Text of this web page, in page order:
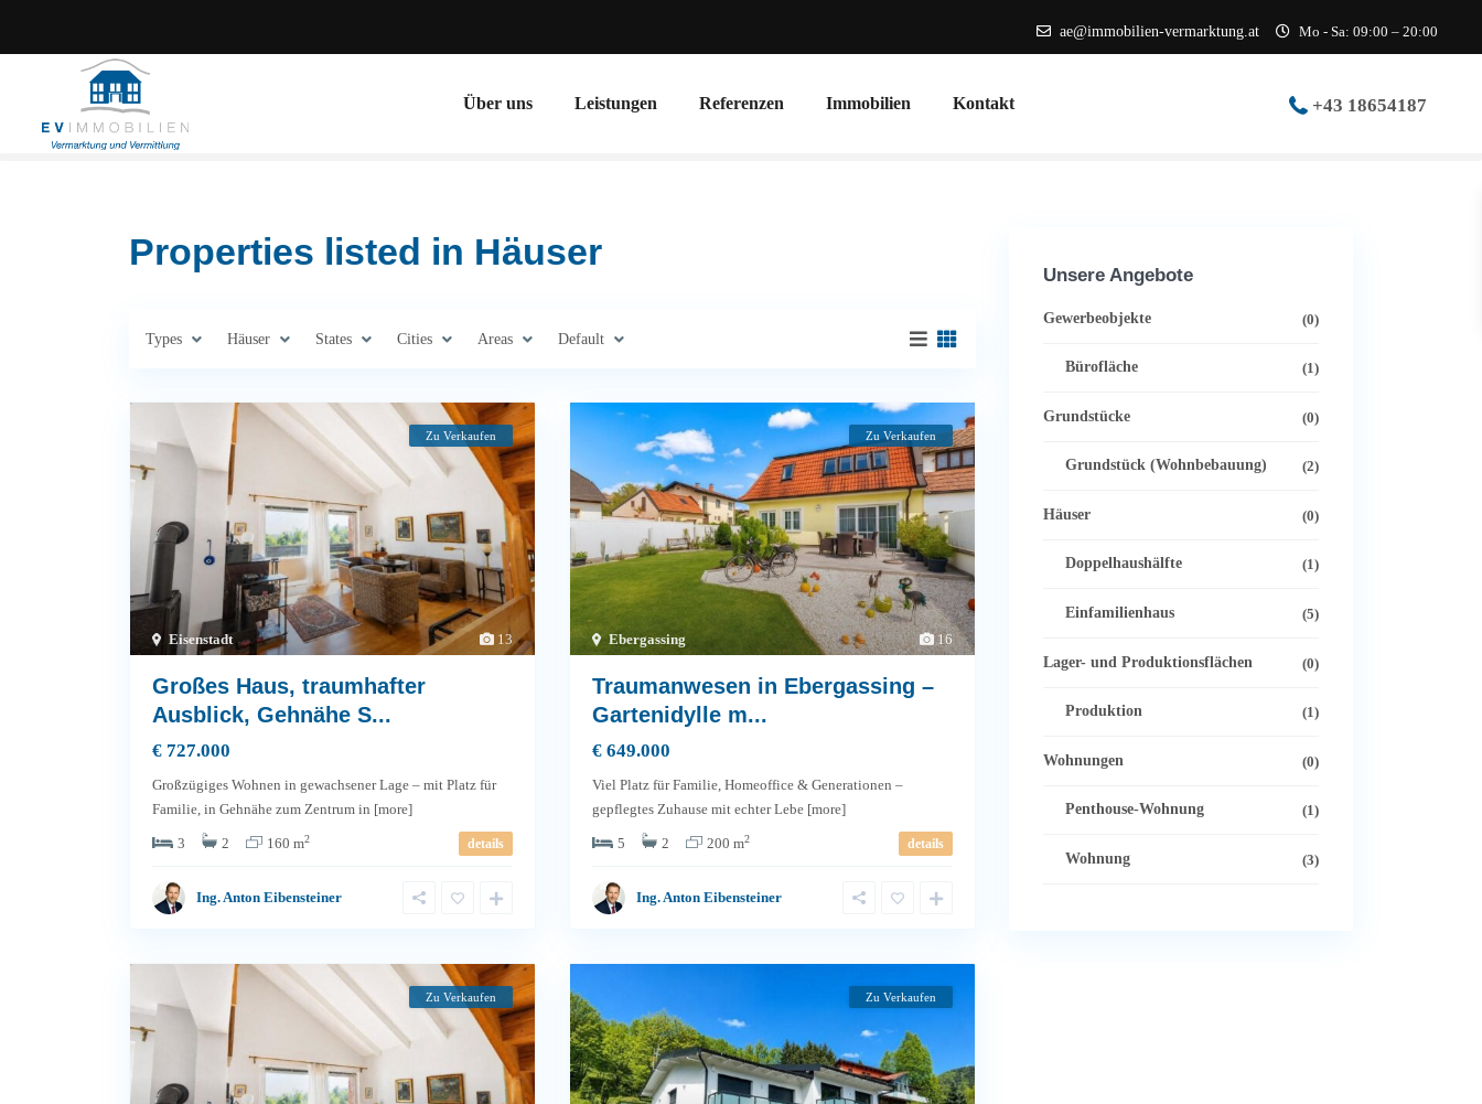
ae@immobilien-vermarktung.at Mo - Sa: 09:00 – 20:00
+43 18654187
Über uns Leistungen Referenzen Immobilien Kontakt
Properties listed in Häuser
Types Häuser States Cities Areas Default
13
Eisenstadt
Zu Verkaufen
Großes Haus, traumhafter
Ausblick, Gehnähe S...
€ 727.000
Großzügiges Wohnen in gewachsener Lage – mit Platz für
Familie, in Gehnähe zum Zentrum in [more]
3 2 160 m2 details
Ing. Anton Eibensteiner
16
Ebergassing
Zu Verkaufen
Traumanwesen in Ebergassing –
Gartenidylle m...
€ 649.000
Viel Platz für Familie, Homeoffice & Generationen –
gepflegtes Zuhause mit echter Lebe [more]
5 2 200 m2 details
Ing. Anton Eibensteiner
Zu Verkaufen Zu Verkaufen
Unsere Angebote
Gewerbeobjekte (0)
Bürofläche (1)
Grundstücke (0)
Grundstück (Wohnbebauung) (2)
Häuser (0)
Doppelhaushälfte (1)
Einfamilienhaus (5)
Lager- und Produktionsflächen (0)
Produktion (1)
Wohnungen (0)
Penthouse-Wohnung (1)
Wohnung (3)